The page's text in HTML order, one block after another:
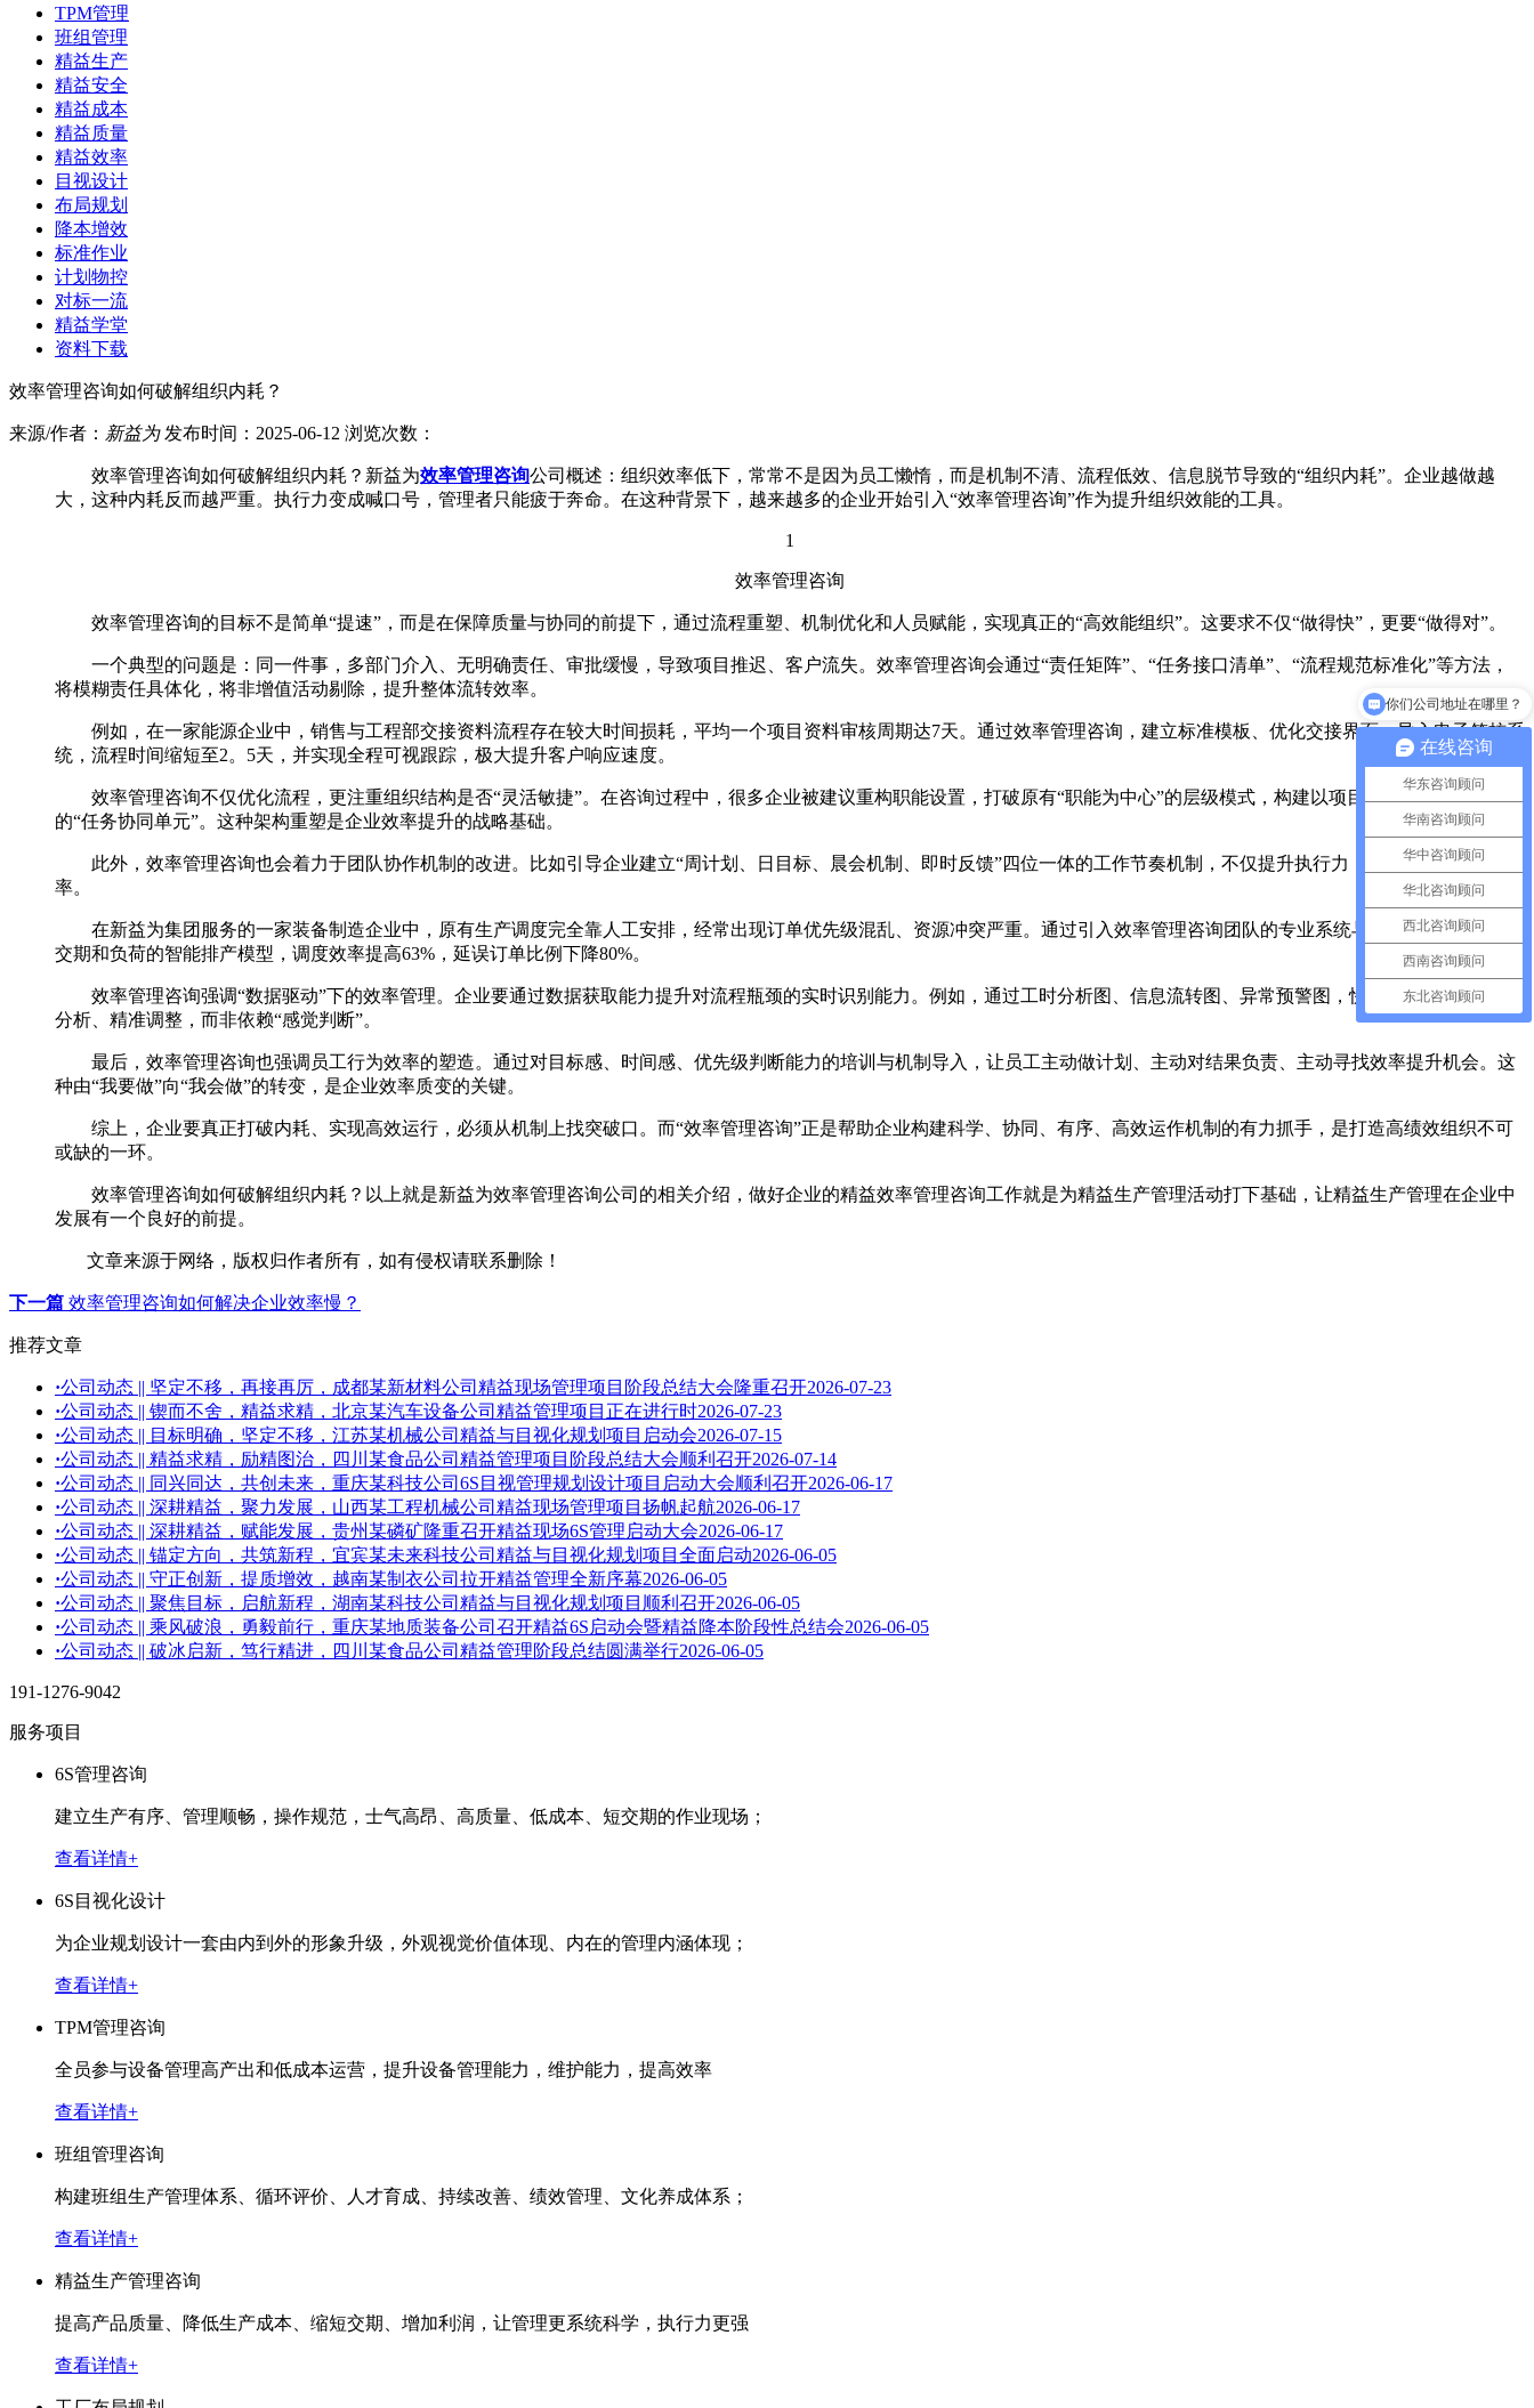
TPM管理
班组管理
精益生产
精益安全
精益成本
精益质量
精益效率
目视设计
布局规划
降本增效
标准作业
计划物控
对标一流
精益学堂
资料下载
效率管理咨询如何破解组织内耗？
来源/作者： 新益为发布时间：2025-06-12 浏览次数：
效率管理咨询如何破解组织内耗？新益为效率管理咨询公司概述：组织效率低下，常常不是因为员工懒惰，而是机制不清、流程低效、信息脱节导致的“组织内耗”。企业越做越
大，这种内耗反而越严重。执行力变成喊口号，管理者只能疲于奔命。在这种背景下，越来越多的企业开始引入“效率管理咨询”作为提升组织效能的工具。
1
效率管理咨询
效率管理咨询的目标不是简单“提速”，而是在保障质量与协同的前提下，通过流程重塑、机制优化和人员赋能，实现真正的“高效能组织”。这要求不仅“做得快”，更要“做得对”。
一个典型的问题是：同一件事，多部门介入、无明确责任、审批缓慢，导致项目推迟、客户流失。效率管理咨询会通过“责任矩阵”、“任务接口清单”、“流程规范标准化”等方法，
将模糊责任具体化，将非增值活动剔除，提升整体流转效率。
例如，在一家能源企业中，销售与工程部交接资料流程存在较大时间损耗，平均一个项目资料审核周期达7天。通过效率管理咨询，建立标准模板、优化交接界面、导入电子签核系
统，流程时间缩短至2。5天，并实现全程可视跟踪，极大提升客户响应速度。
效率管理咨询不仅优化流程，更注重组织结构是否“灵活敏捷”。在咨询过程中，很多企业被建议重构职能设置，打破原有“职能为中心”的层级模式，构建以项目或价值链为核心
的“任务协同单元”。这种架构重塑是企业效率提升的战略基础。
此外，效率管理咨询也会着力于团队协作机制的改进。比如引导企业建立“周计划、日目标、晨会机制、即时反馈”四位一体的工作节奏机制，不仅提升执行力，也增强团队沟通效
率。
在新益为集团服务的一家装备制造企业中，原有生产调度完全靠人工安排，经常出现订单优先级混乱、资源冲突严重。通过引入效率管理咨询团队的专业系统与方法，建立了基于
交期和负荷的智能排产模型，调度效率提高63%，延误订单比例下降80%。
效率管理咨询强调“数据驱动”下的效率管理。企业要通过数据获取能力提升对流程瓶颈的实时识别能力。例如，通过工时分析图、信息流转图、异常预警图，快速发现问题、溯源
分析、精准调整，而非依赖“感觉判断”。
最后，效率管理咨询也强调员工行为效率的塑造。通过对目标感、时间感、优先级判断能力的培训与机制导入，让员工主动做计划、主动对结果负责、主动寻找效率提升机会。这
种由“我要做”向“我会做”的转变，是企业效率质变的关键。
综上，企业要真正打破内耗、实现高效运行，必须从机制上找突破口。而“效率管理咨询”正是帮助企业构建科学、协同、有序、高效运作机制的有力抓手，是打造高绩效组织不可
或缺的一环。
效率管理咨询如何破解组织内耗？以上就是新益为效率管理咨询公司的相关介绍，做好企业的精益效率管理咨询工作就是为精益生产管理活动打下基础，让精益生产管理在企业中
发展有一个良好的前提。
文章来源于网络，版权归作者所有，如有侵权请联系删除！
下一篇 效率管理咨询如何解决企业效率慢？
推荐文章
·公司动态 || 坚定不移，再接再厉，成都某新材料公司精益现场管理项目阶段总结大会隆重召开2026-07-23
·公司动态 || 锲而不舍，精益求精，北京某汽车设备公司精益管理项目正在进行时2026-07-23
·公司动态 || 目标明确，坚定不移，江苏某机械公司精益与目视化规划项目启动会2026-07-15
·公司动态 || 精益求精，励精图治，四川某食品公司精益管理项目阶段总结大会顺利召开2026-07-14
·公司动态 || 同兴同达，共创未来，重庆某科技公司6S目视管理规划设计项目启动大会顺利召开2026-06-17
·公司动态 || 深耕精益，聚力发展，山西某工程机械公司精益现场管理项目扬帆起航2026-06-17
·公司动态 || 深耕精益，赋能发展，贵州某磷矿隆重召开精益现场6S管理启动大会2026-06-17
·公司动态 || 锚定方向，共筑新程，宜宾某未来科技公司精益与目视化规划项目全面启动2026-06-05
·公司动态 || 守正创新，提质增效，越南某制衣公司拉开精益管理全新序幕2026-06-05
·公司动态 || 聚焦目标，启航新程，湖南某科技公司精益与目视化规划项目顺利召开2026-06-05
·公司动态 || 乘风破浪，勇毅前行，重庆某地质装备公司召开精益6S启动会暨精益降本阶段性总结会2026-06-05
·公司动态 || 破冰启新，笃行精进，四川某食品公司精益管理阶段总结圆满举行2026-06-05
191-1276-9042
服务项目
6S管理咨询
建立生产有序、管理顺畅，操作规范，士气高昂、高质量、低成本、短交期的作业现场；
查看详情+
6S目视化设计
为企业规划设计一套由内到外的形象升级，外观视觉价值体现、内在的管理内涵体现；
查看详情+
TPM管理咨询
全员参与设备管理高产出和低成本运营，提升设备管理能力，维护能力，提高效率
查看详情+
班组管理咨询
构建班组生产管理体系、循环评价、人才育成、持续改善、绩效管理、文化养成体系；
查看详情+
精益生产管理咨询
提高产品质量、降低生产成本、缩短交期、增加利润，让管理更系统科学，执行力更强
查看详情+
在线咨询
华东咨询顾问
华南咨询顾问
华中咨询顾问
华北咨询顾问
西北咨询顾问
西南咨询顾问
东北咨询顾问
可以介绍下你们的产品么
你们公司地址在哪里？